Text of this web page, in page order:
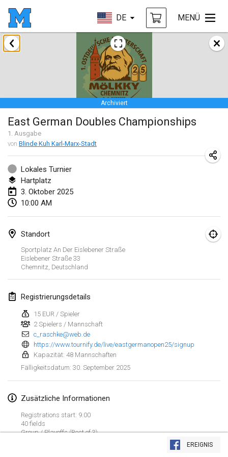
DE MENÜ
Liste anzeigen
Archiviert
East German Doubles Championships
1 . Ausgabe
von Blinde Kuh Karl-Marx-Stadt
Lokales Turnier
Hartplatz
3. Oktober 2025
10:00 AM
Standort
Sportplatz An Der Eislebener Straße
Eislebener Straße 33
Chemnitz Deutschland
Registrierungsdetails
15 EUR / Spieler
2 Spielers / Mannschaft
c_raschke@web.de
https://www.tournify.de/live/eastgermanopen25/signup
Kapazität: 48 Mannschaften
Fälligkeitsdatum: 30. September 2025
Zusätzliche Informationen
Registrations start: 9.00
40 fields
Group / Playoffs (Best of 3)
EREIGNIS
Januar 2025
Tournoi Mixte ASPTTOM
Frankreich
Indoor Polish Open 2025 - Singles
18. Jan. 2025 |Polen
Tournoi de St Max
19. Jan. 2025|Frankreich
Indoor Polish Open 2025 - Doubles
19. Jan. 2025
Tournoi de Mölkky - Lesfous Dubâtonvaigeois
25. Jan. 2025
Februar 2025
US Mölkky Winter
7. Feb. 2025 | Vereinigte Staaten
Open des vendanges tardives
8. Feb. 2025|Frankreich
Indoor de la CASAS
15. Feb. 2025|Frankreich
15. Feb. 2025|Finnland
Warm-up EM Indoor